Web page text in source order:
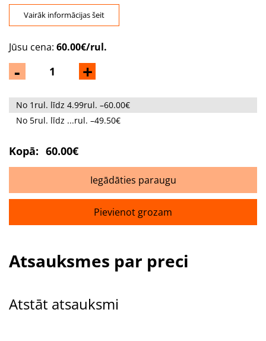
Vairāk informācijas šeit
- +
Jūsu cena: 60.00€/rul.
No 1rul. līdz 4.99rul. –60.00€
No 5rul. līdz ...rul. –49.50€
Kopā: 60.00€
Iegādāties paraugu
Pievienot grozam
Atsauksmes par preci
Atstāt atsauksmi